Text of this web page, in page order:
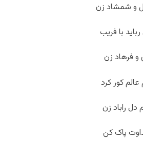
و شمشاد زن
با فریب
و فرهاد زن
کور کرد
راباد زن
پاک کن